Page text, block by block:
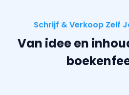
Schrijf & Verkoop Zelf
Van idee en